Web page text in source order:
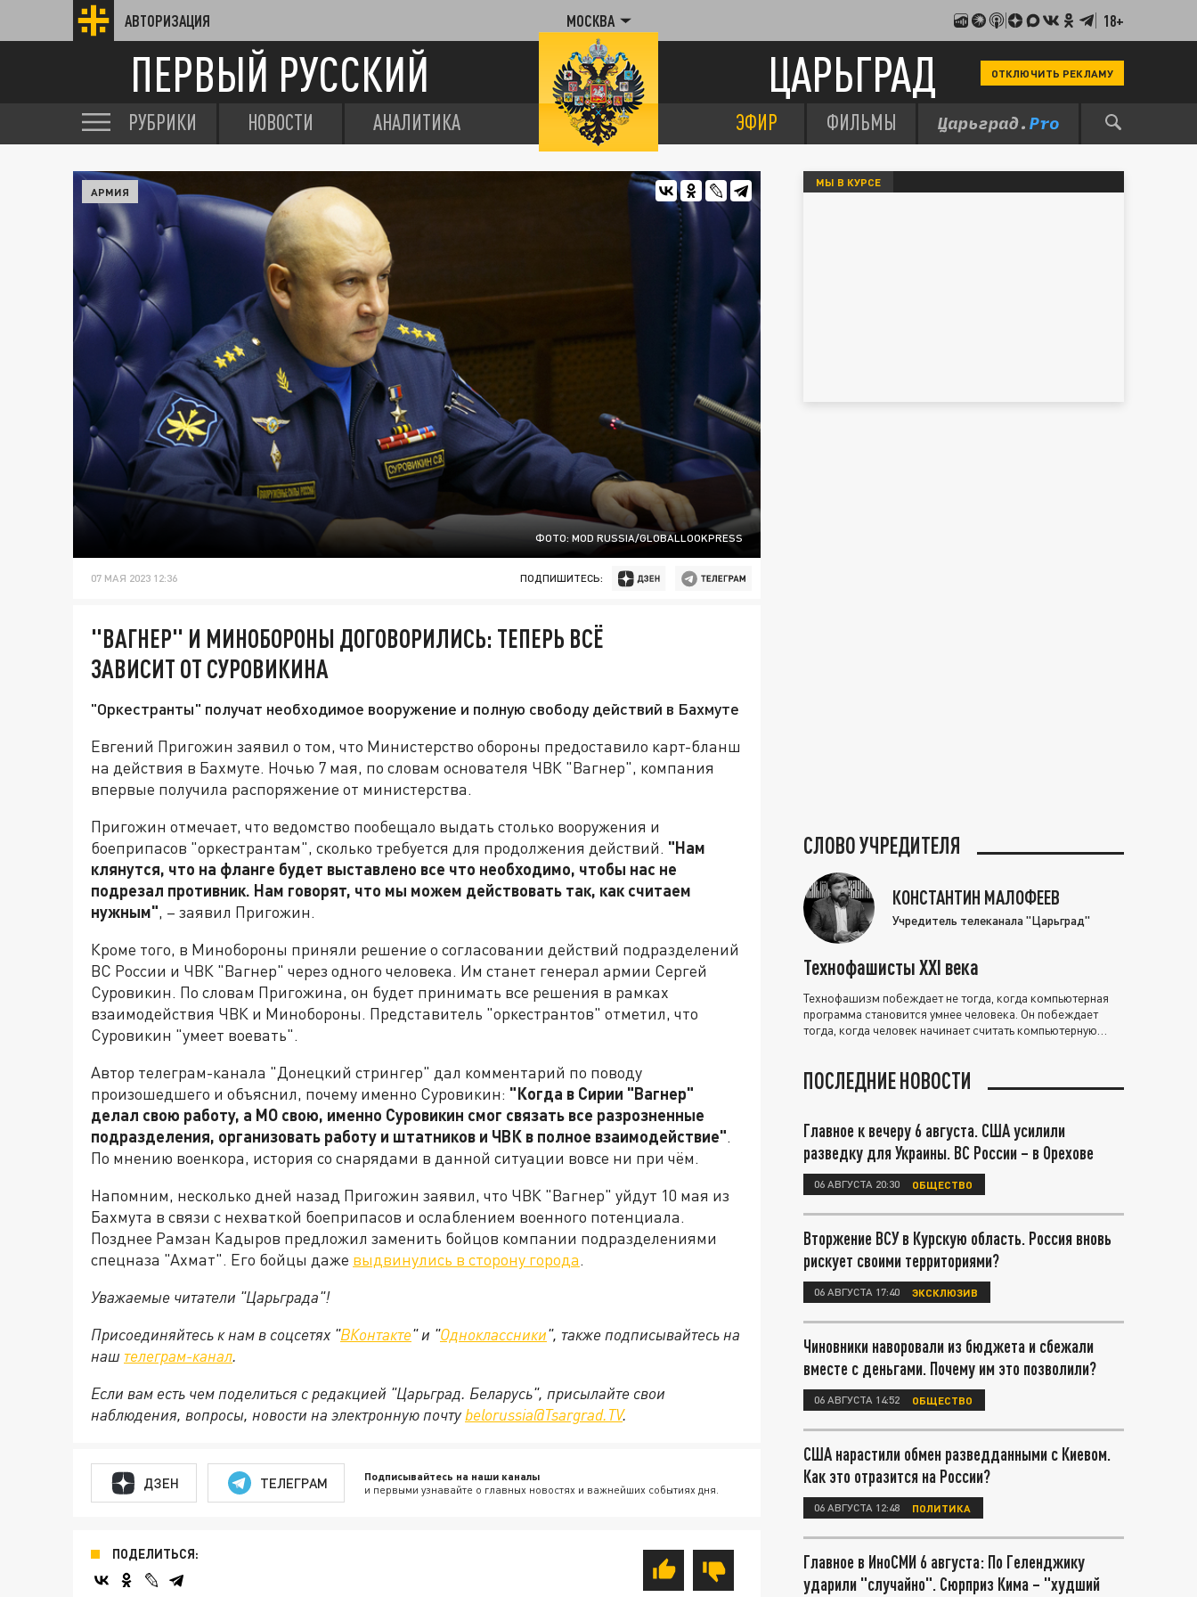
АВТОРИЗАЦИЯ МОСКВА 18+
ПЕРВЫЙ РУССКИЙ ЦАРЬГРАД ОТКЛЮЧИТЬ РЕКЛАМУ
РУБРИКИ НОВОСТИ АНАЛИТИКА ЭФИР ФИЛЬМЫ
ФОТО: MOD RUSSIA/GLOBALLOOKPRESS
АРМИЯ
07 МАЯ 2023 12:36 ПОДПИШИТЕСЬ:
"ВАГНЕР" И МИНОБОРОНЫ ДОГОВОРИЛИСЬ: ТЕПЕРЬ ВСЁ
ЗАВИСИТ ОТ СУРОВИКИНА
"Оркестранты" получат необходимое вооружение и полную свободу действий в Бахмуте
Евгений Пригожин заявил о том, что Министерство обороны предоставило карт-бланш
на действия в Бахмуте. Ночью 7 мая, по словам основателя ЧВК "Вагнер", компания
впервые получила распоряжение от министерства.
Пригожин отмечает, что ведомство пообещало выдать столько вооружения и
боеприпасов "оркестрантам", сколько требуется для продолжения действий. "Нам
клянутся, что на фланге будет выставлено все что необходимо, чтобы нас не
подрезал противник. Нам говорят, что мы можем действовать так, как считаем
нужным", – заявил Пригожин.
Кроме того, в Минобороны приняли решение о согласовании действий подразделений
ВС России и ЧВК "Вагнер" через одного человека. Им станет генерал армии Сергей
Суровикин. По словам Пригожина, он будет принимать все решения в рамках
взаимодействия ЧВК и Минобороны. Представитель "оркестрантов" отметил, что
Суровикин "умеет воевать".
Автор телеграм-канала "Донецкий стрингер" дал комментарий по поводу
произошедшего и объяснил, почему именно Суровикин: "Когда в Сирии "Вагнер"
делал свою работу, а МО свою, именно Суровикин смог связать все разрозненные
подразделения, организовать работу и штатников и ЧВК в полное взаимодействие".
По мнению военкора, история со снарядами в данной ситуации вовсе ни при чём.
Напомним, несколько дней назад Пригожин заявил, что ЧВК "Вагнер" уйдут 10 мая из
Бахмута в связи с нехваткой боеприпасов и ослаблением военного потенциала.
Позднее Рамзан Кадыров предложил заменить бойцов компании подразделениями
спецназа "Ахмат". Его бойцы даже выдвинулись в сторону города.
Уважаемые читатели "Царьграда"!
Присоединяйтесь к нам в соцсетях "ВКонтакте" и "Одноклассники", также подписывайтесь на
наш телеграм-канал.
Если вам есть чем поделиться с редакцией "Царьград. Беларусь", присылайте свои
наблюдения, вопросы, новости на электронную почту belorussia@Tsargrad.TV.
ДЗЕН ТЕЛЕГРАМ Подписывайтесь на наши каналы
и первыми узнавайте о главных новостях и важнейших событиях дня.
ПОДЕЛИТЬСЯ:
МЫ В КУРСЕ
СЛОВО УЧРЕДИТЕЛЯ
КОНСТАНТИН МАЛОФЕЕВ
Учредитель телеканала "Царьград"
Технофашисты XXI века
Технофашизм побеждает не тогда, когда компьютерная
программа становится умнее человека. Он побеждает
тогда, когда человек начинает считать компьютерную
ПОСЛЕДНИЕ НОВОСТИ
Главное к вечеру 6 августа. США усилили
разведку для Украины. ВС России – в Орехове
06 АВГУСТА 20:30 ОБЩЕСТВО
Вторжение ВСУ в Курскую область. Россия вновь
рискует своими территориями?
06 АВГУСТА 17:40 ЭКСКЛЮЗИВ
Чиновники наворовали из бюджета и сбежали
вместе с деньгами. Почему им это позволили?
06 АВГУСТА 14:52 ОБЩЕСТВО
США нарастили обмен разведданными с Киевом.
Как это отразится на России?
06 АВГУСТА 12:48 ПОЛИТИКА
Главное в ИноСМИ 6 августа: По Геленджику
ударили "случайно". Сюрприз Кима – "худший